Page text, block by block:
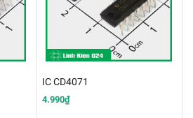
IC CD4071
4.990₫